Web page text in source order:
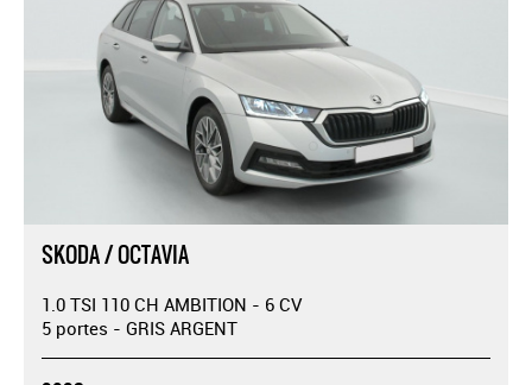
SKODA / OCTAVIA
1.0 TSI 110 CH AMBITION - 6 CV
5 portes - GRIS ARGENT